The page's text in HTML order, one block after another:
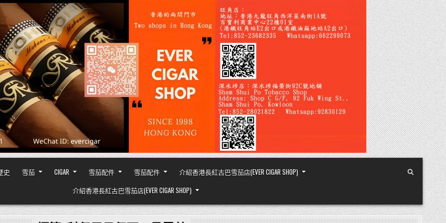
史 雪茄 CIGAR 雪茄配件 雪茄配件
介紹香港長紅古巴雪茄店(EVER CIGAR SHOP)
介紹香港長紅古巴雪茄店(EVER CIGAR SHOP)